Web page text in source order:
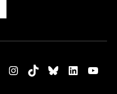
Instagram TikTok Bluesky LinkedIn YouTube